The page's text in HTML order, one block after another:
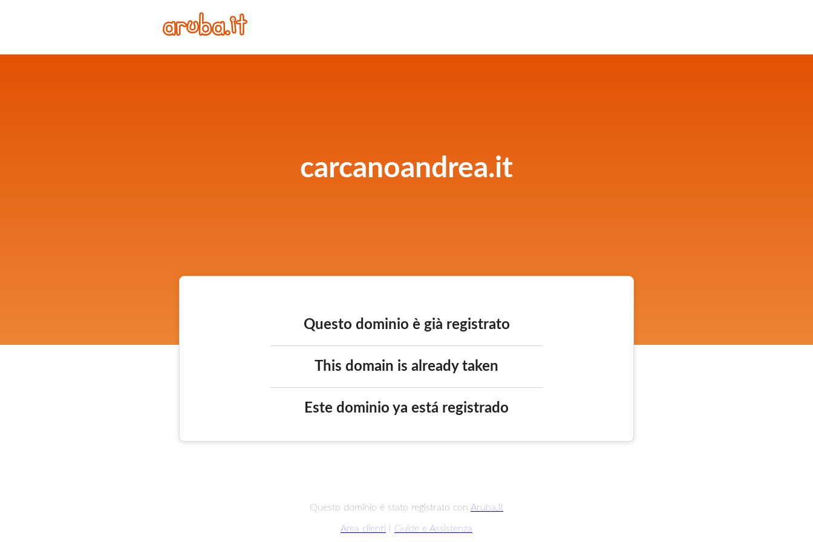
carcanoandrea.it
Questo dominio è già registrato
This domain is already taken
Este dominio ya está registrado
Questo dominio è stato registrato con Aruba.it
Area clienti Guide e Assistenza